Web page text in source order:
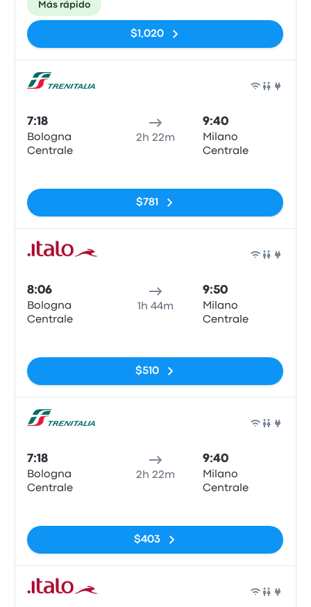
Más rápido
$1,020
7:18
Bologna
Centrale
2h 22m
9:40
Milano
Centrale
$781
8:06
Bologna
Centrale
1h 44m
9:50
Milano
Centrale
$510
7:18
Bologna
Centrale
2h 22m
9:40
Milano
Centrale
$403